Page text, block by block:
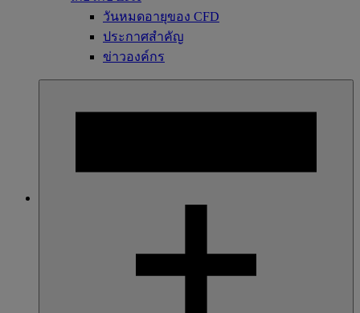
วันหมดอายุของ CFD
ประกาศสำคัญ
ข่าวองค์กร